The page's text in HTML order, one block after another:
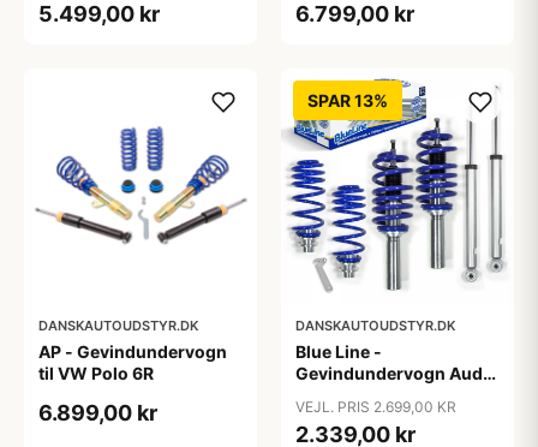
5.499,00 kr
Quattro(8P), fjedreben
6.799,00 kr
DANSKAUTOUDSTYR.DK
AP - Gevindundervogn
til VW Polo 6R
6.899,00 kr
SPAR 13%
DANSKAUTOUDSTYR.DK
Blue Line -
Gevindundervogn Audi
TDI/2.0 TFSI/2.7/3.0
TDI/3.2 FSI, 2007-2011
VEJL. PRIS 2.699,00 KR
2.339,00 kr